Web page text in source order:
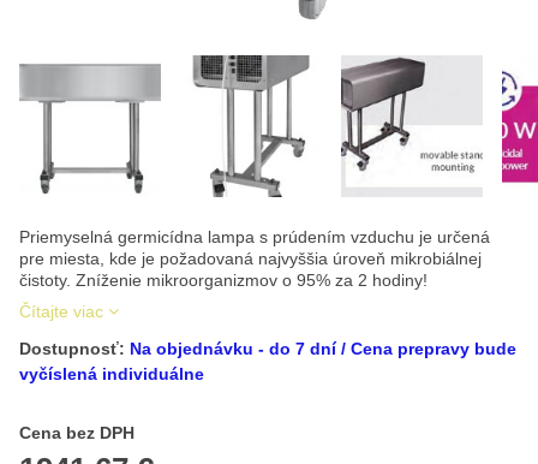
Priemyselná germicídna lampa s prúdením vzduchu je určená
pre miesta, kde je požadovaná najvyššia úroveň mikrobiálnej
čistoty. Zníženie mikroorganizmov o 95% za 2 hodiny!
Čítajte viac
Dostupnosť: Na objednávku - do 7 dní / Cena prepravy bude
vyčíslená individuálne
Cena bez DPH
Cena s DPH